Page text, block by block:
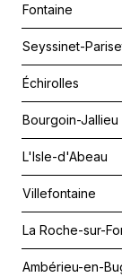
Fontaine
Seyssinet-
Échirolles
Bourgoin-Jallieu
L'Isle-d'Abeau
Villefontaine
La Roche-sur-
Ambérieu-en-